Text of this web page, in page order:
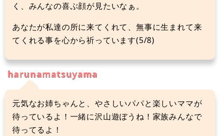
く、みんなの喜ぶ顔が見たいなぁ。
あなたが私達の所に来てくれて、無事に生まれて来
てくれる事を心から祈っています(5/8)
harunamatsuyama
元気なお姉ちゃんと、やさしいパパと楽しいママが
待っているよ！一緒に沢山遊ぼうね！家族みんなで
待ってるよ！